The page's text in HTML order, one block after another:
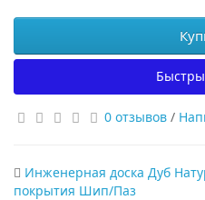
0 отзывов /
Инженерная доска Дуб
покрытия Шип/Паз